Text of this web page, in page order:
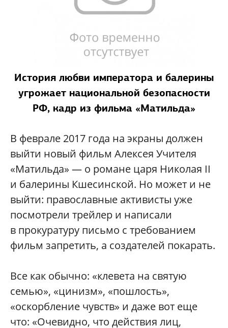
История любви императора и балерины
угрожает национальной безопасности
РФ, кадр из фильма «Матильда»
В феврале 2017 года на экраны должен
выйти новый фильм Алексея Учителя
«Матильда» — о романе царя Николая II
и балерины Кшесинской. Но может и не
выйти: православные активисты уже
посмотрели трейлер и написали
в прокуратуру письмо с требованием
фильм запретить, а создателей покарать.
Все как обычно: «клевета на святую
семью», «цинизм», «пошлость»,
«оскорбление чувств» и даже вот еще
что: «Очевидно, что действия лиц,